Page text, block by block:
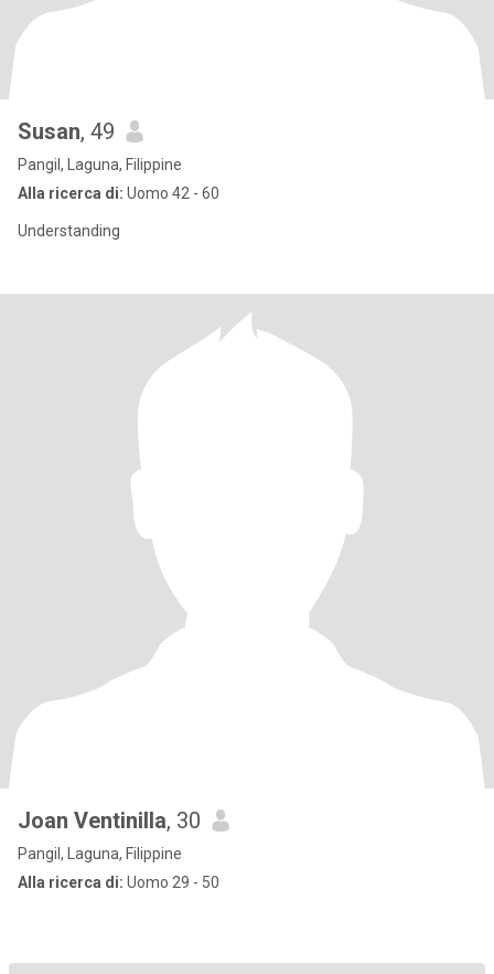
Susan, 49
Pangil, Laguna, Filippine
Alla ricerca di: Uomo 42 - 60
Understanding
Joan Ventinilla, 30
Pangil, Laguna, Filippine
Alla ricerca di: Uomo 29 - 50